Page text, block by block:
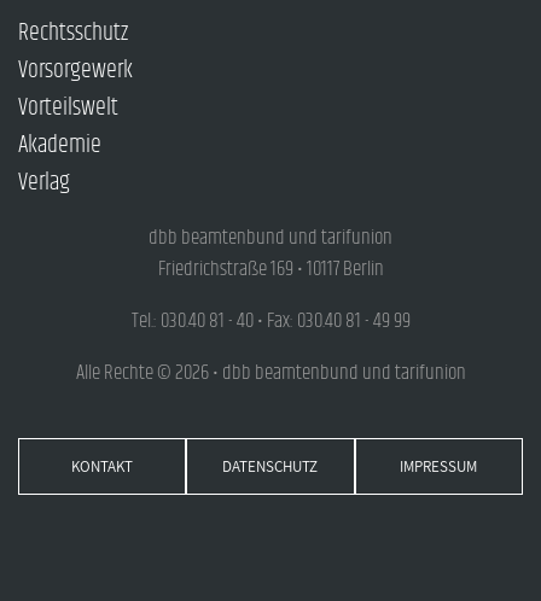
Rechtsschutz
Vorsorgewerk
Vorteilswelt
Akademie
Verlag
dbb beamtenbund und tarifunion
Friedrichstraße 169 • 10117 Berlin
Tel.: 030.40 81 - 40 • Fax: 030.40 81 - 49 99
Alle Rechte © 2026 • dbb beamtenbund und tarifunion
KONTAKT DATENSCHUTZ IMPRESSUM